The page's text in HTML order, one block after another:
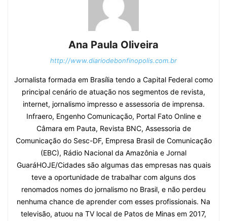
Ana Paula Oliveira
http://www.diariodebonfinopolis.com.br
Jornalista formada em Brasília tendo a Capital Federal como
principal cenário de atuação nos segmentos de revista,
internet, jornalismo impresso e assessoria de imprensa.
Infraero, Engenho Comunicação, Portal Fato Online e
Câmara em Pauta, Revista BNC, Assessoria de
Comunicação do Sesc-DF, Empresa Brasil de Comunicação
(EBC), Rádio Nacional da Amazônia e Jornal
GuaráHOJE/Cidades são algumas das empresas nas quais
teve a oportunidade de trabalhar com alguns dos
renomados nomes do jornalismo no Brasil, e não perdeu
nenhuma chance de aprender com esses profissionais. Na
televisão, atuou na TV local de Patos de Minas em 2017,